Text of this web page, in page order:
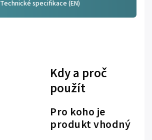
Technické specifikace (EN)
Kdy a proč
použít
Pro koho je
produkt vhodný